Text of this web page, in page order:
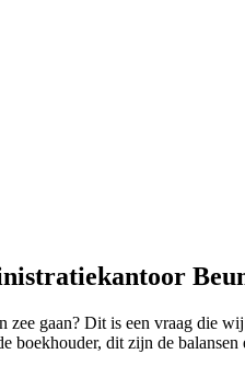
gaan? Dit is een vraag die
boekhouder, dit zijn de